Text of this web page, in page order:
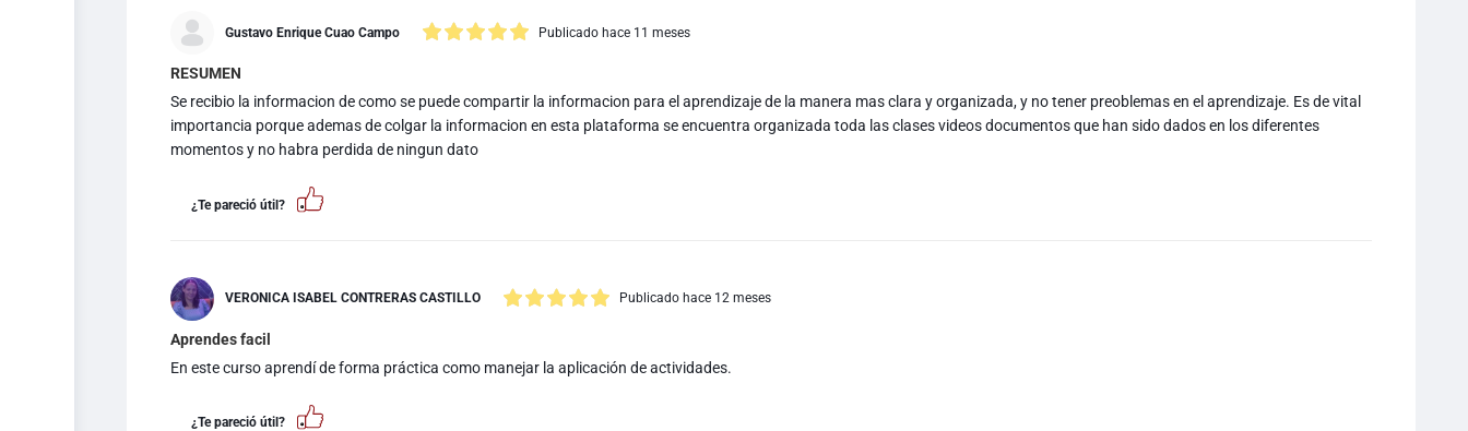
Gustavo Enrique Cuao Campo Publicado hace 11 meses
RESUMEN
Se recibio la informacion de como se puede compartir la informacion para el aprendizaje de la manera mas clara y organizada, y no tener preoblemas en el aprendizaje. Es de vital
importancia porque ademas de colgar la informacion en esta plataforma se encuentra organizada toda las clases videos documentos que han sido dados en los diferentes
momentos y no habra perdida de ningun dato
¿Te pareció útil?
VERONICA ISABEL CONTRERAS CASTILLO Publicado hace 12 meses
Aprendes facil
En este curso aprendí de forma práctica como manejar la aplicación de actividades.
¿Te pareció útil?